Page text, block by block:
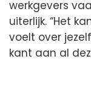
werkgevers
uiterlijk. “Het
voelt over
kant aan al